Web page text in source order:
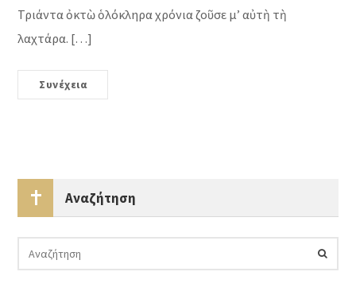
Τριάντα ὀκτὼ ὁλόκληρα χρόνια ζοῦσε μ’ αὐτὴ τὴ
λαχτάρα. […]
Συνέχεια
Αναζήτηση